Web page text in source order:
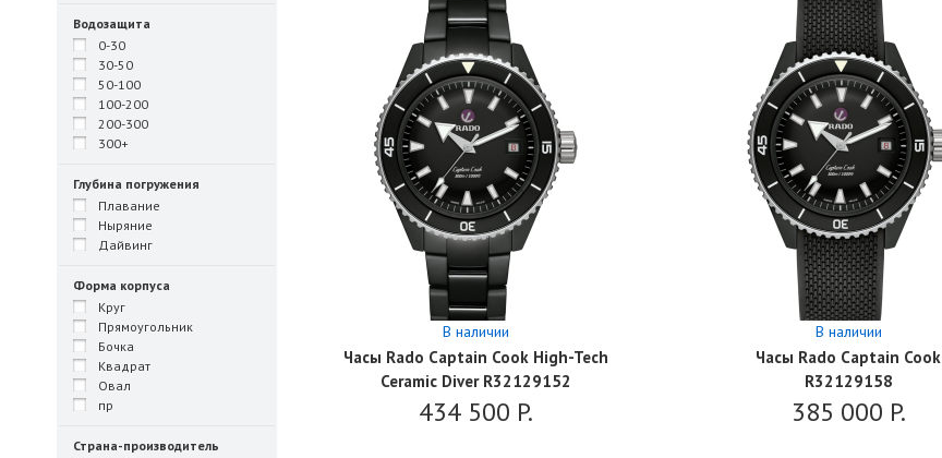
Водозащита
0-30
30-50
50-100
100-200
200-300
300+
Глубина погружения
Плавание
Ныряние
Дайвинг
Форма корпуса
Круг
Прямоугольник
Бочка
Квадрат
Овал
пр
Страна-производитель
В наличии
Часы Rado Captain Cook High-Tech
Ceramic Diver R32129152
434 500 P.
В наличии
Часы Rado Captain Cook
R32129158
385 000 P.